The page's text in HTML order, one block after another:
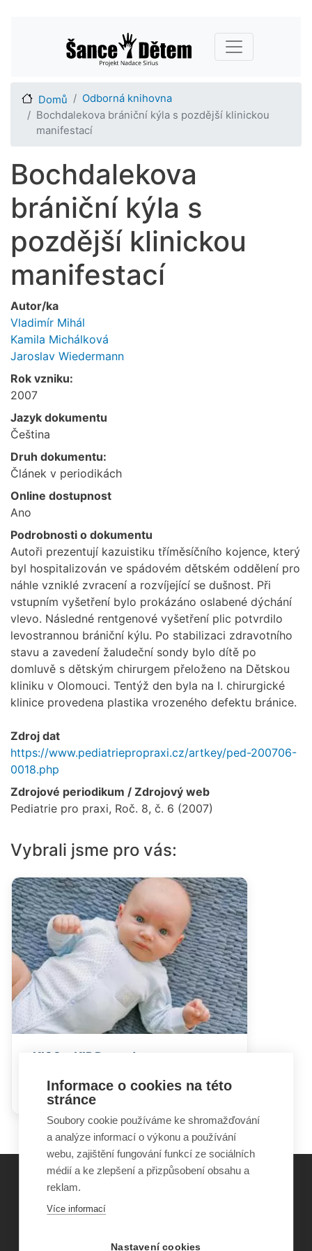
hlavnímu
obsahu
Main navigation
Domů
Odborná knihovna
Bochdalekova brániční kýla s pozdější klinickou
manifestací
Bochdalekova
brániční kýla s
pozdější klinickou
manifestací
Autor/ka
Vladimír Mihál
Kamila Michálková
Jaroslav Wiedermann
Rok vzniku:
2007
Jazyk dokumentu
Čeština
Druh dokumentu:
Článek v periodikách
Online dostupnost
Ano
Podrobnosti o dokumentu
Autoři prezentují kazuistiku tříměsíčního kojence, který
byl hospitalizován ve spádovém dětském oddělení pro
náhle vzniklé zvracení a rozvíjející se dušnost. Při
vstupním vyšetření bylo prokázáno oslabené dýchání
vlevo. Následné rentgenové vyšetření plic potvrdilo
levostrannou brániční kýlu. Po stabilizaci zdravotního
stavu a zavedení žaludeční sondy bylo dítě po
domluvě s dětským chirurgem přeloženo na Dětskou
kliniku v Olomouci. Tentýž den byla na I. chirurgické
klinice provedena plastika vrozeného defektu bránice.
Zdroj dat
https://www.pediatriepropraxi.cz/artkey/ped-200706-
0018.php
Zdrojové periodikum / Zdrojový web
Pediatrie pro praxi, Roč. 8, č. 6 (2007)
Vybrali jsme pro vás:
KISS a KIDD syndromy –
psychomotoriky
©Obecně prospěšná společnost Sirius
Informace o cookies na této
stránce
Soubory cookie používáme ke shromažďování
a analýze informací o výkonu a používání
webu, zajištění fungování funkcí ze sociálních
médií a ke zlepšení a přizpůsobení obsahu a
reklam.
Více informací
Nastavení cookies